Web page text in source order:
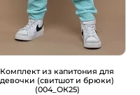
Комплект из капитония для
девочки (свитшот и брюки)
(004_ОК25)